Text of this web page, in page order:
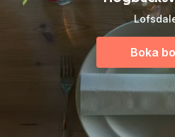
Boka